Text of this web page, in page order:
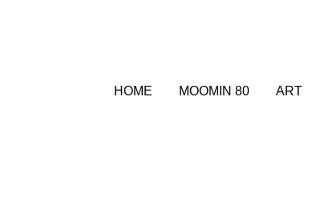
HOME MOOMIN 80 ART